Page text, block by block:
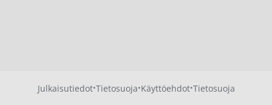
Julkaisutiedot·Tietosuoja·Käyttöehdot·Tietosuoja